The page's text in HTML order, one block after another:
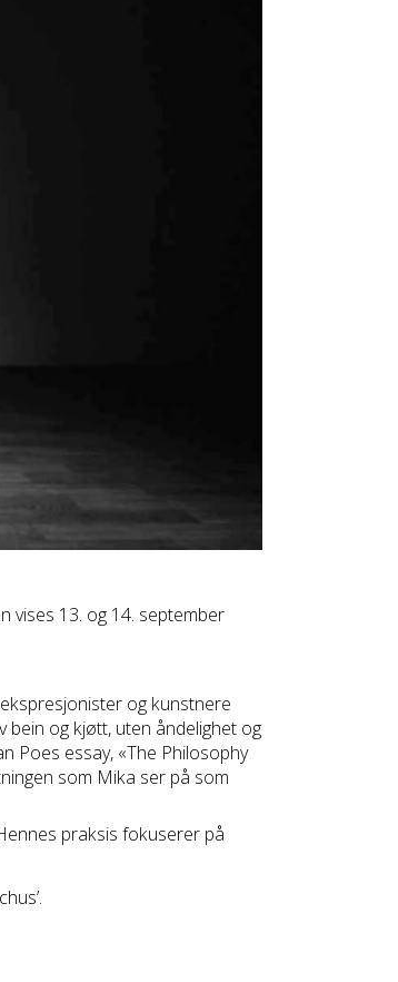
vises 13. og 14. september
og kunstnere
og kjøtt, uten åndelighet og
Poes essay, «The Philosophy
som Mika ser på som
praksis fokuserer på